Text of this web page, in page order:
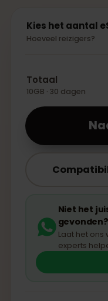
Kies het aantal
Hoeveel reizigers?
Totaal
10GB · 30 dagen
Niet het
gevonden?
Laat het
experts